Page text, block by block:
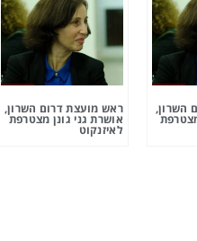
השרון, ראש מועצת דרום השרון,
אושרת גני גונן מצטרפת
לאיזנקוט